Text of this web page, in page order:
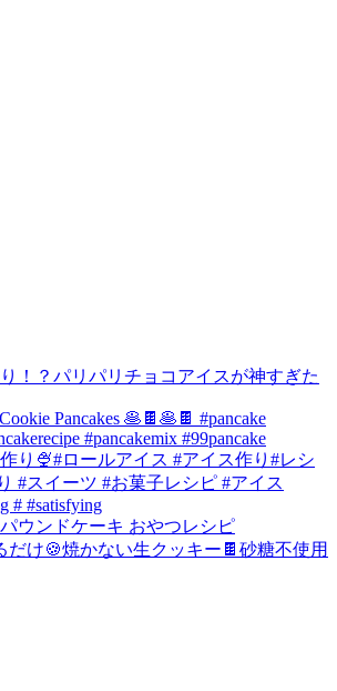
！？パリパリチョコアイスが神すぎた
Pancakes 🥞🍫🥞🍫 #pancake
#pancakemix #99pancake
り🍨#ロールアイス #アイス作り#レシ
#スイーツ #お菓子レシピ #アイス
# #satisfying⁠
ウンドケーキ おやつレシピ
だけ🍪焼かない生クッキー🍫砂糖不使用